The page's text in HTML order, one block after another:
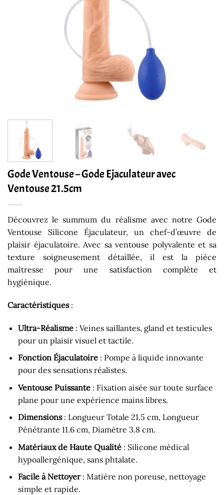
Gode Ventouse – Gode Ejaculateur avec
Ventouse 21.5cm
Découvrez le summum du réalisme avec notre Gode
Ventouse Silicone Éjaculateur, un chef-d’œuvre de
plaisir éjaculatoire. Avec sa ventouse polyvalente et sa
texture soigneusement détaillée, il est la pièce
maîtresse pour une satisfaction complète et
hygiénique.
Caractéristiques:
Ultra-Réalisme: Veines saillantes, gland et testicules
pour un plaisir visuel et tactile.
Fonction Éjaculatoire: Pompe à liquide innovante
pour des sensations réalistes.
Ventouse Puissante: Fixation aisée sur toute surface
plane pour une expérience mains libres.
Dimensions: Longueur Totale 21.5 cm, Longueur
Pénétrante 11.6 cm, Diamètre 3.8 cm.
Matériaux de Haute Qualité: Silicone médical
hypoallergénique, sans phtalate.
Facile à Nettoyer: Matière non poreuse, nettoyage
simple et rapide.